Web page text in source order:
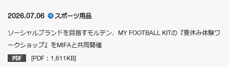
2026.07.06 スポーツ用品
ソーシャルブランドを目指すモルテン、MY FOOTBALL KITの『夏休み体験ワ
ークショップ』をMIFAと共同開催
[PDF：1,611KB]